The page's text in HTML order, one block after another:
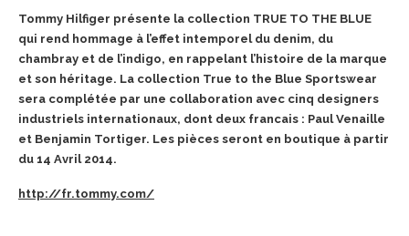
Tommy Hilfiger présente la collection TRUE TO THE BLUE
qui rend hommage à l’effet intemporel du denim, du
chambray et de l’indigo, en rappelant l’histoire de la marque
et son héritage. La collection True to the Blue Sportswear
sera complétée par une collaboration avec cinq designers
industriels internationaux, dont deux francais : Paul Venaille
et Benjamin Tortiger. Les pièces seront en boutique à partir
du 14 Avril 2014.
http://fr.tommy.com/